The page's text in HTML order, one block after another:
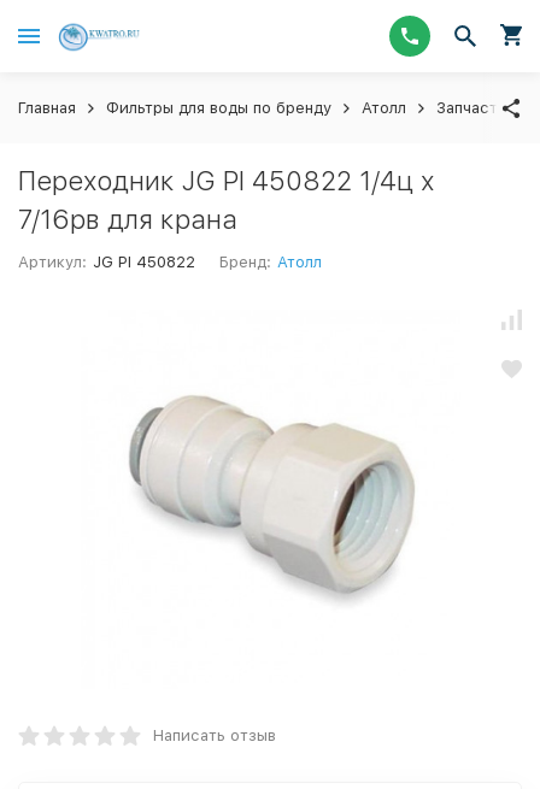
Главная Фильтры для воды по бренду Атолл Запчасти
Переходник JG PI 450822 1/4ц х
7/16рв для крана
Артикул: JG PI 450822 Бренд: Атолл
Написать отзыв